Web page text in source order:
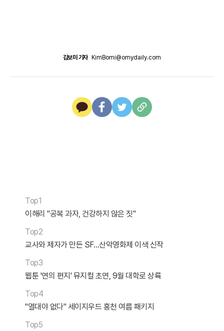
김보미 기자 KimBomi@omydaily.com
Top1
이해리 "공복 과자, 건강하지 않은 짓"
Top2
교사와 제자가 만든 SF…산악영화제 이색 신작
Top3
웹툰 '연의 편지' 뮤지컬 초연, 9월 대학로 상륙
Top4
"열대야 없다" 세이지우드 홍천 여름 패키지
Top5